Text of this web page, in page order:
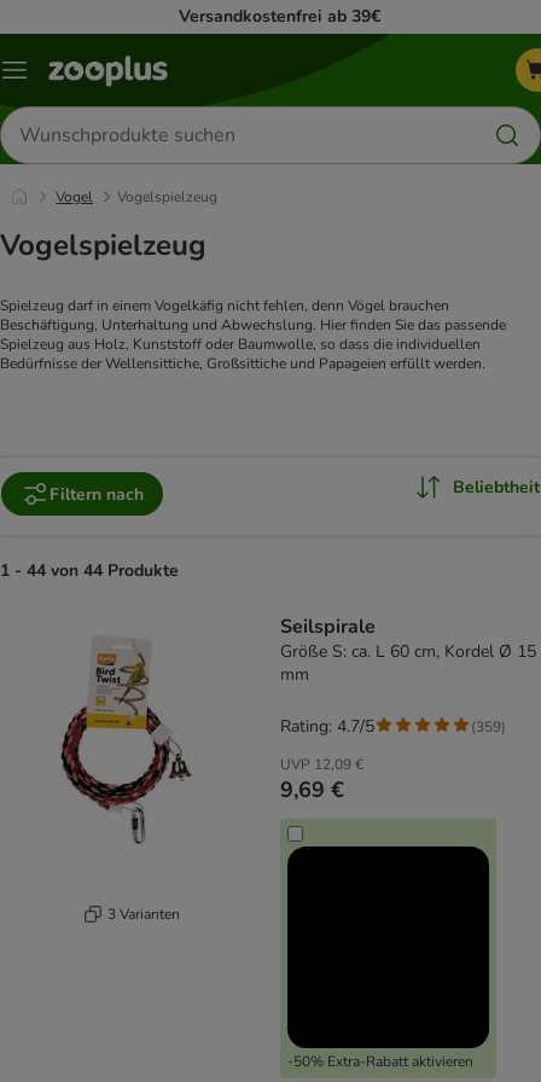
Versandkostenfrei ab 39€
Menü
Produkte
suchen
Vogel Vogelspielzeug
Vogelspielzeug
Spielzeug darf in einem Vogelkäfig nicht fehlen, denn Vögel brauchen
Beschäftigung, Unterhaltung und Abwechslung. Hier finden Sie das passende
Spielzeug aus Holz, Kunststoff oder Baumwolle, so dass die individuellen
Bedürfnisse der Wellensittiche, Großsittiche und Papageien erfüllt werden.
Filtern nach Beliebtheit
1 - 44 von 44 Produkte
3 Varianten
Seilspirale
Größe S: ca. L 60 cm, Kordel Ø 15
mm
UVP 12,09 €
9,69 €
-50% Extra-Rabatt aktivieren
Rating: 4.7/5 (359)